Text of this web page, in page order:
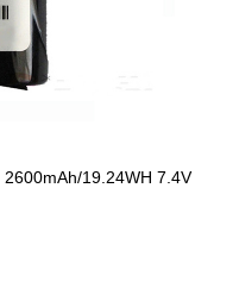
2600mAh/19.24WH 7.4V